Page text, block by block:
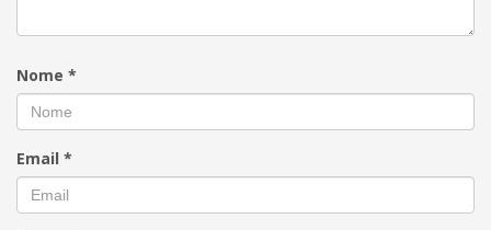
Nome *
Email *